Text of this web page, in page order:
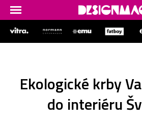
Ekologické krby
do interiéru